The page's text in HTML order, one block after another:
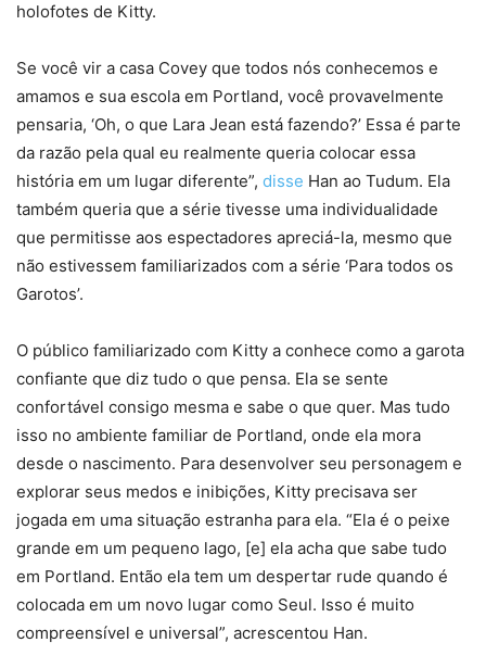
holofotes de Kitty.
Se você vir a casa Covey que todos nós conhecemos e
amamos e sua escola em Portland, você provavelmente
pensaria, ‘Oh, o que Lara Jean está fazendo?’ Essa é parte
da razão pela qual eu realmente queria colocar essa
história em um lugar diferente”, disse Han ao Tudum. Ela
também queria que a série tivesse uma individualidade
que permitisse aos espectadores apreciá-la, mesmo que
não estivessem familiarizados com a série ‘Para todos os
Garotos’.
O público familiarizado com Kitty a conhece como a garota
confiante que diz tudo o que pensa. Ela se sente
confortável consigo mesma e sabe o que quer. Mas tudo
isso no ambiente familiar de Portland, onde ela mora
desde o nascimento. Para desenvolver seu personagem e
explorar seus medos e inibições, Kitty precisava ser
jogada em uma situação estranha para ela. “Ela é o peixe
grande em um pequeno lago, [e] ela acha que sabe tudo
em Portland. Então ela tem um despertar rude quando é
colocada em um novo lugar como Seul. Isso é muito
compreensível e universal”, acrescentou Han.